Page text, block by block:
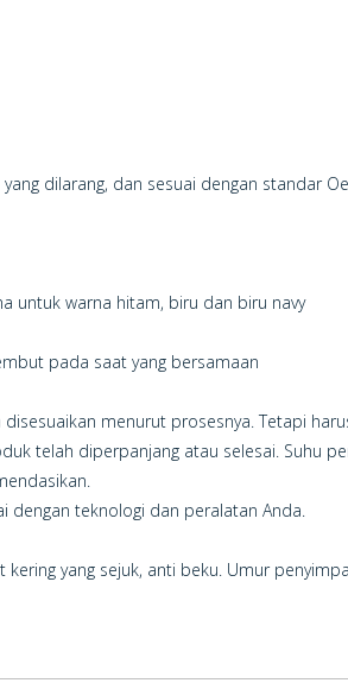
dilarang, dan sesuai dengan standar
untuk warna hitam, biru dan biru navy
pada saat yang bersamaan
disesuaikan menurut prosesnya. Tetapi
telah diperpanjang atau selesai. Suhu
dengan teknologi dan peralatan Anda.
yang sejuk, anti beku. Umur